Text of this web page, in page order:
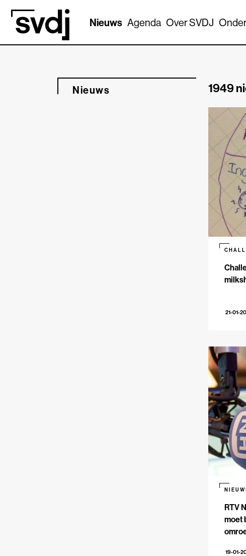
Naar hoofdinhoud
Nieuws Agenda Over SVDJ
Nieuws 1949
21-01-
RTV
moet
19-01-